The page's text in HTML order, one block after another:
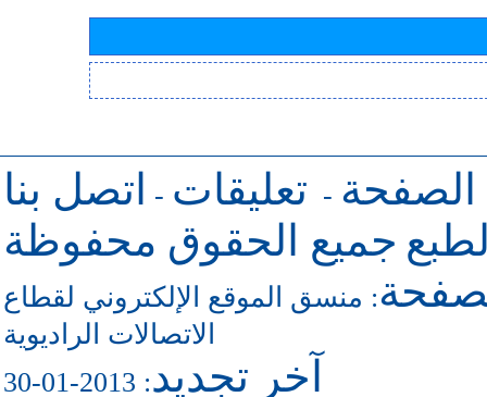
الصفحة - تعليقات -
اتصل بنا
جميع الحقوق محفوظة
: منسق الموقع الإلكتروني لقطاع
الاتصالات الراديوية
آخر تجديد: 2013-01-30